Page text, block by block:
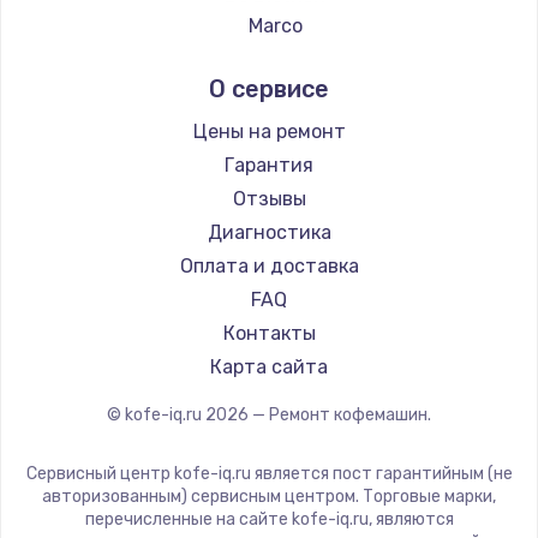
580 руб.
Заказать
Комплексная чистка
500 руб.
Заказать
Замена дисплея (экрана)
820 руб.
Ремонт платы электроники
Ремонт кофемашин Tefal
Ремонт кофемашин RED solution
Ремонт кофемашин Bravilor Bonamat
Ремонт кофемашин Vard
Ремонт кофемашин Tuvio
Ремонт кофемашин Carrera
Ремонт кофемашин Supra
Marco
Jura
Olympia
Saeco
La Cimbali
WMF
Yamaguchi
Nivona
Astoria
JVC
ROCKET MOZZAFIATO
Vivitek
Thomson
О сервисе
Цены на ремонт
Гарантия
Отзывы
Диагностика
Оплата и доставка
FAQ
Контакты
Карта сайта
© kofe-iq.ru 2026 — Ремонт кофемашин.
Сервисный центр kofe-iq.ru является пост гарантийным (не
авторизованным) сервисным центром. Торговые марки,
перечисленные на сайте kofe-iq.ru, являются